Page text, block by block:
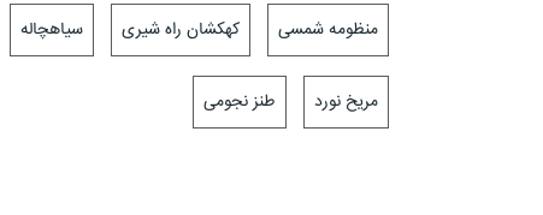
منظومه شمسی کهکشان راه شیری سیاهچاله
مریخ نورد طنز نجومی